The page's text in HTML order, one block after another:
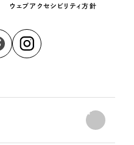
ウェブアクセシビリティ方針